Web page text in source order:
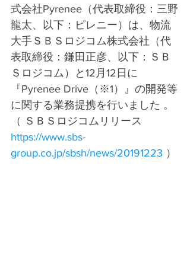
式会社Pyrenee（代表取締役：三野
龍太、以下：ピレニー）は、物流
大手ＳＢＳロジコム株式会社（代
表取締役：鎌田正彦、以下：ＳＢ
Ｓロジコム）と12月12日に
『Pyrenee Drive（※1）』の開発等
に関する業務提携を行いました 。
（ ＳＢＳロジコムリリース
https://www.sbs-
group.co.jp/sbsh/news/20191223 ）